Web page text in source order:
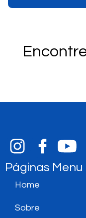
Páginas Menu
Home
Sobre